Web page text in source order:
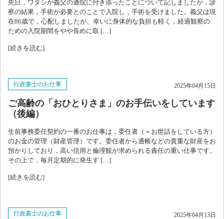
先日，ワタシが義父の通院に付き添ったことについて記しましたが，診
察の結果，手術が必要とのことで入院し，手術を受けました。義父は現
在86歳で，心配しましたが、幸いに身体的な負担も軽く，経過観察の
ための入院期間をやや長めに取 […]
[続きを読む]
行政書士のお仕事 2025年04月15日
ご高齢の「おひとりさま」のお手伝いをしています
（後編）
生前事務委任契約の一番のお仕事は，委任者（＝お世話をしている方）
のお金の管理（財産管理）です。委任者から通帳などの貴重な財産をお
預かりしており，高い信用と倫理観が求められる責任の重い仕事です。
その上で，毎月定期的に発生す […]
[続きを読む]
行政書士のお仕事 2025年04月13日